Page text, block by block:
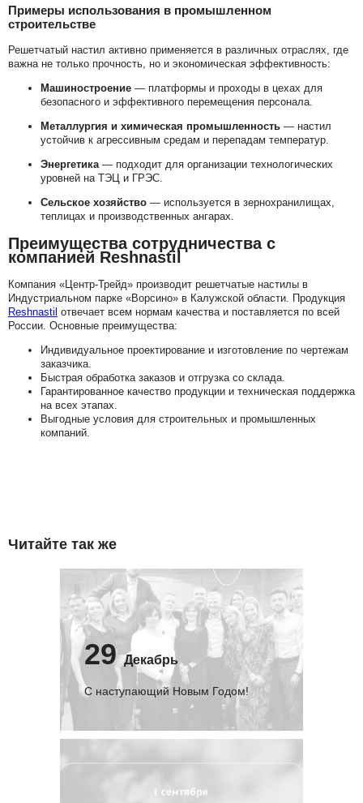
Примеры использования в промышленном
строительстве
Решетчатый настил активно применяется в различных отраслях, где
важна не только прочность, но и экономическая эффективность:
Машиностроение — платформы и проходы в цехах для
безопасного и эффективного перемещения персонала.
Металлургия и химическая промышленность — настил
устойчив к агрессивным средам и перепадам температур.
Энергетика— подходит для организации технологических
уровней на ТЭЦ и ГРЭС.
Сельское хозяйство — используется в зернохранилищах,
теплицах и производственных ангарах.
Преимущества сотрудничества с
компанией Reshnastil
Компания «Центр-Трейд» производит решетчатые настилы в
Индустриальном парке «Ворсино» в Калужской области. Продукция
Reshnastil отвечает всем нормам качества и поставляется по всей
России. Основные преимущества:
Индивидуальное проектирование и изготовление по чертежам
заказчика.
Быстрая обработка заказов и отгрузка со склада.
Гарантированное качество продукции и техническая поддержка
на всех этапах.
Выгодные условия для строительных и промышленных
компаний.
Читайте так же
29 Декабрь
С наступающий Новым Годом!